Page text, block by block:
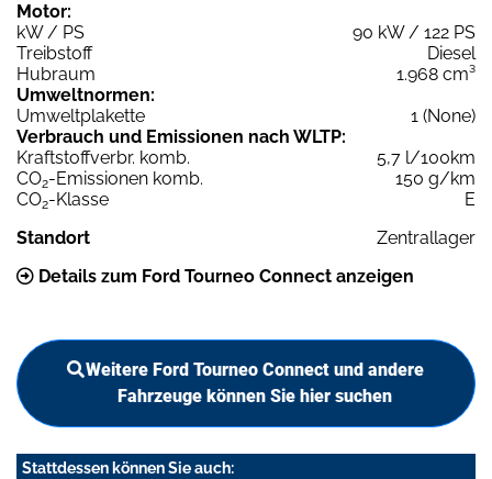
Motor:
kW / PS
90 kW / 122 PS
Treibstoff
Diesel
Hubraum
1.968 cm³
Umweltnormen:
Umweltplakette
1 (None)
Verbrauch und Emissionen nach WLTP:
Kraftstoffverbr. komb.
5,7 l/100km
CO2-Emissionen komb.
150 g/km
CO2-Klasse
E
Standort
Zentrallager
Details zum Ford Tourneo Connect anzeigen
Weitere Ford Tourneo Connect und andere
Fahrzeuge können Sie hier suchen
Stattdessen können Sie auch: